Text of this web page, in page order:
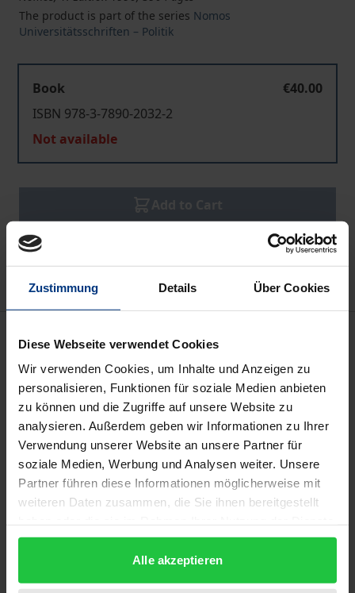
Zustimmung Details Über Cookies
Diese Webseite verwendet Cookies
Wir verwenden Cookies, um Inhalte und Anzeigen zu
personalisieren, Funktionen für soziale Medien anbieten
zu können und die Zugriffe auf unsere Website zu
analysieren. Außerdem geben wir Informationen zu Ihrer
Verwendung unserer Website an unsere Partner für
soziale Medien, Werbung und Analysen weiter. Unsere
Partner führen diese Informationen möglicherweise mit
weiteren Daten zusammen, die Sie ihnen bereitgestellt
gesammelt haben.
Alle akzeptieren
The product is part of the series Nomos
Universitätsschriften – Politik
Book
€40.00
ISBN 978-3-7890-2032-2
Not available
Add to Wish List
Delivery cost notice
Edition
1
ISBN
978-3-7890-2032-2
Subtitle
Publication Date